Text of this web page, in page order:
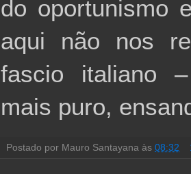
do oportunismo
aqui não nos
fascio italiano
mais puro,
Postado por Mauro Santayana às 08:32